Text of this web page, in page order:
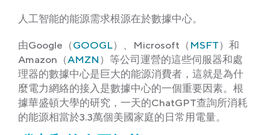
人工智能的能源需求根源在於數據中心。
由Google（ GOOGL）、Microsoft（ MSFT ）和
Amazon（AMZN ）等公司運營的這些伺服器和處
理器的數據中心是巨大的能源消費者，這就是為什
麼電力網絡的接入是數據中心的一個重要因素。根
據華盛頓大學的研究，一天的ChatGPT查詢所消耗
的能源相當於3.3萬個美國家庭的日常用電量。